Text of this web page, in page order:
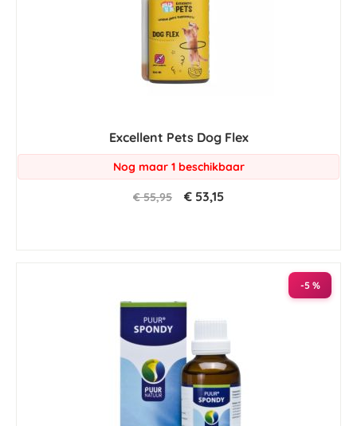
Excellent Pets Dog Flex
Nog maar 1 beschikbaar
€ 55,95 € 53,15
-5 %